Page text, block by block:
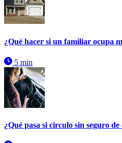
¿Qué hacer si un familiar ocupa
5 min
¿Qué pasa si circulo sin seguro de